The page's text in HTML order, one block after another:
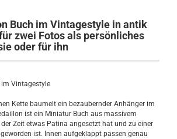
Buch im Vintagestyle in antik
zwei Fotos als persönliches
oder für ihn
im Vintagestyle
Kette baumelt ein bezaubernder Anhänger im
ist ein Miniatur Buch aus massivem
Zeit etwas Patina angesetzt hat und zu einer
ist. Innen aufgeklappt passen genau